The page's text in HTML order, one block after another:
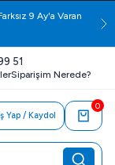
9 Ay'a Varan
51
Siparişim Nerede?
Yap / Kaydol
0